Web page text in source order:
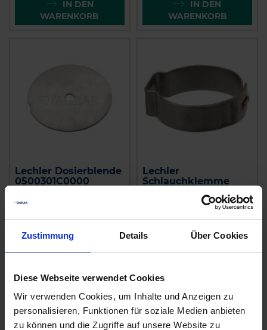
Zustimmung Details Über Cookies
Diese Webseite verwendet Cookies
Wir verwenden Cookies, um Inhalte und Anzeigen zu
personalisieren, Funktionen für soziale Medien anbieten
zu können und die Zugriffe auf unsere Website zu
IN DEN
WARENKORB
IN DEN
WARENKORB
Lechler Dosierblende
0500301C0000
IN DEN
Lechler
Schlauchklemme
Anmelden für Ihren persönlichen Preis